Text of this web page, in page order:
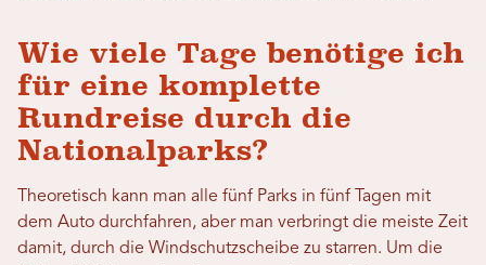
Wie viele Tage benötige ich
für eine komplette
Rundreise durch die
Nationalparks?
Theoretisch kann man alle fünf Parks in fünf Tagen mit
dem Auto durchfahren, aber man verbringt die meiste Zeit
damit, durch die Windschutzscheibe zu starren. Um die